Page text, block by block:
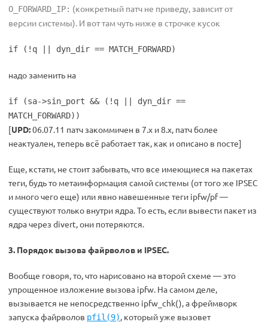
O_FORWARD_IP: (конкретный патч не приведу, зависит от
версии системы). И вот там чуть ниже в строчке кусок
if (!q || dyn_dir == MATCH_FORWARD)
надо заменить на
if (sa->sin_port && (!q || dyn_dir ==
MATCH_FORWARD))
[UPD:06.07.11 патч закоммичен в 7.x и 8.x, патч более
неактуален, теперь всё работает так, как и описано в посте]
Еще, кстати, не стоит забывать, что все имеющиеся на пакетах
теги, будь то метаинформация самой системы (от того же IPSEC
и много чего еще) или явно навешенные теги ipfw/pf —
существуют только внутри ядра. То есть, если вывести пакет из
ядра через divert, они потеряются.
3. Порядок вызова файрволов и IPSEC.
Вообще говоря, то, что нарисовано на второй схеме — это
упрощенное изложение вызова ipfw. На самом деле,
вызывается не непосредственно ipfw_chk(), а фреймворк
запуска файрволов pfil(9), который уже вызовет